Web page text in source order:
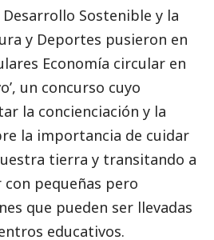
Desarrollo Sostenible y la
y Deportes pusieron en
Economía circular en
un concurso cuyo
la concienciación y la
la importancia de cuidar
tierra y transitando a
pequeñas pero
que pueden ser llevadas
educativos.